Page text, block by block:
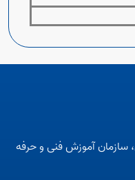
آموزش فنی و حرفه